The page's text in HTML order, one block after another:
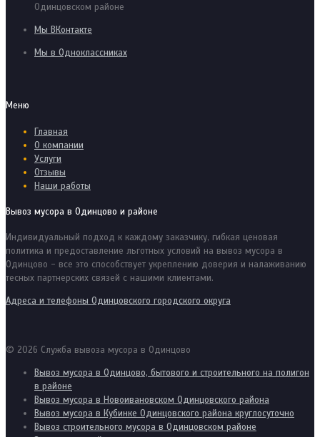
Одинцовском районе
Мы ВКонтакте
Мы в Одноклассниках
Меню
Главная
О компании
Услуги
Отзывы
Наши работы
Вывоз мусора в Одинцово и районе
Индивидуальный подход к каждому заказчику, гибкая ценовая
политика и предоставление льготных условий на вывоз мусора в
Одинцово - все это способствует укреплению доверия и налаживанию
тесных партнерских связей с нашими клиентами.
Адреса и телефоны Одинцовского городского округа
© 2026 Служба вывоза мусора в Одинцово
Вывоз мусора в Одинцово, бытового и строительного на полигон
в районе
Вывоз мусора в Новоивановском Одинцовского района
Вывоз мусора в Кубинке Одинцовского района круглосуточно
Вывоз строительного мусора в Одинцовском районе